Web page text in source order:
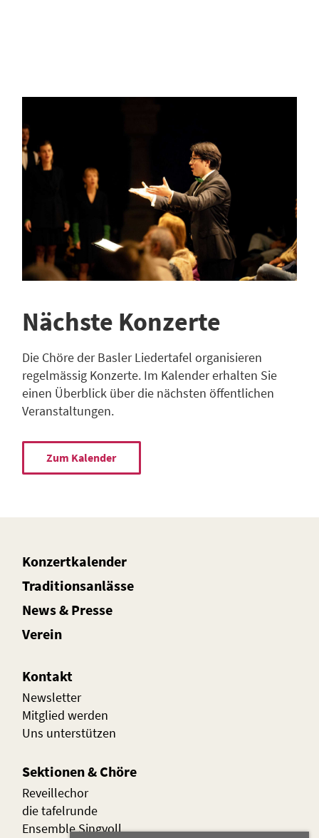
Nächste Konzerte
Die Chöre der Basler Liedertafel organisieren
regelmässig Konzerte. Im Kalender erhalten Sie
einen Überblick über die nächsten öffentlichen
Veranstaltungen.
Zum Kalender
Konzertkalender
Traditionsanlässe
News& Presse
Verein
Kontakt
Newsletter
Mitglied werden
Uns unterstützen
Sektionen & Chöre
Reveillechor
die tafelrunde
Ensemble Singvoll